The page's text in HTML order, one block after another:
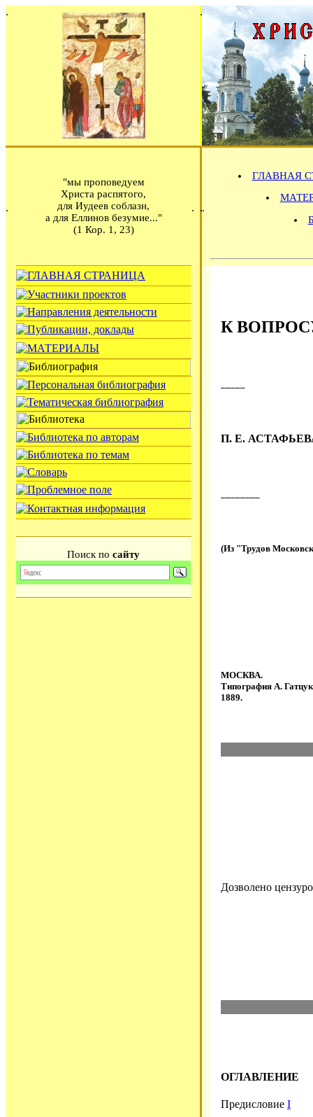
"мы проповедуем
Христа распятого,
для Иудеев соблазн,
а для Еллинов безумие..."
(1 Кор. 1, 23)
ГЛАВНАЯ
Поиск по сайту
К
П. Е.
(Из "Трудов
МОСКВА.
Типография А.
1889.
Дозволено
ОГЛАВЛЕНИЕ
Предисловие I